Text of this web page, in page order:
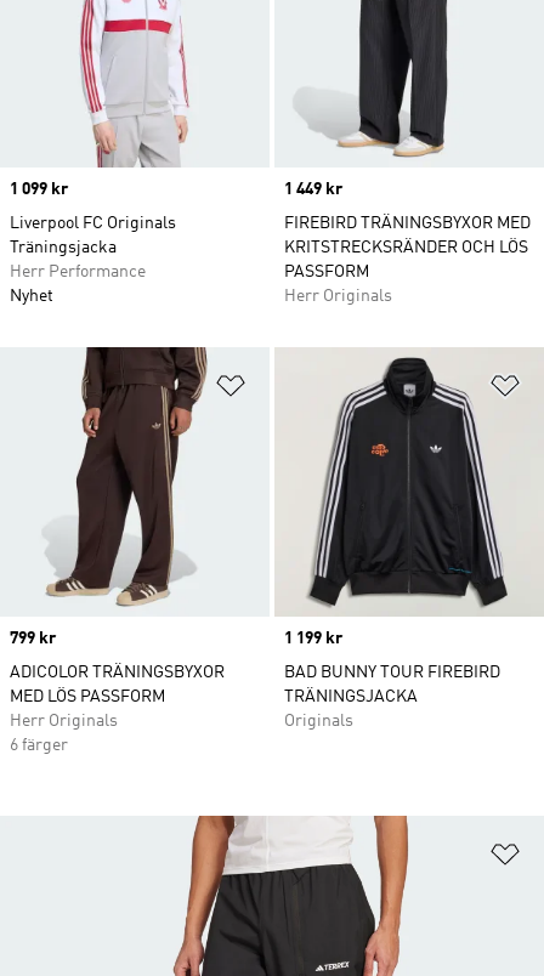
Price
1 099 kr
Liverpool FC Originals
Träningsjacka
Herr Performance
Nyhet
Price
1 449 kr
FIREBIRD TRÄNINGSBYXOR MED
KRITSTRECKSRÄNDER OCH LÖS
PASSFORM
Herr Originals
Lägg till på önskelistan
Price
799 kr
ADICOLOR TRÄNINGSBYXOR
MED LÖS PASSFORM
Herr Originals
6 färger
Price
1 199 kr
BAD BUNNY TOUR FIREBIRD
TRÄNINGSJACKA
Originals